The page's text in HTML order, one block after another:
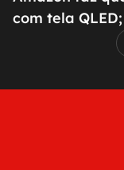
com tela